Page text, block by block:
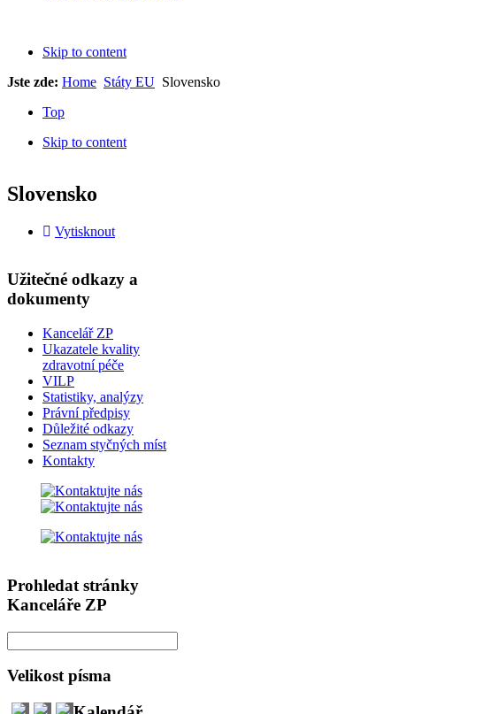
Skip to content
Jste zde: Home Státy EU Slovensko
Top
Skip to content
Slovensko
Vytisknout
Užitečné odkazy a
dokumenty
Kancelář ZP
Ukazatele kvality
zdravotní péče
VILP
Statistiky, analýzy
Právní předpisy
Důležité odkazy
Seznam styčných míst
Kontakty
Prohledat stránky
Kanceláře ZP
Velikost písma